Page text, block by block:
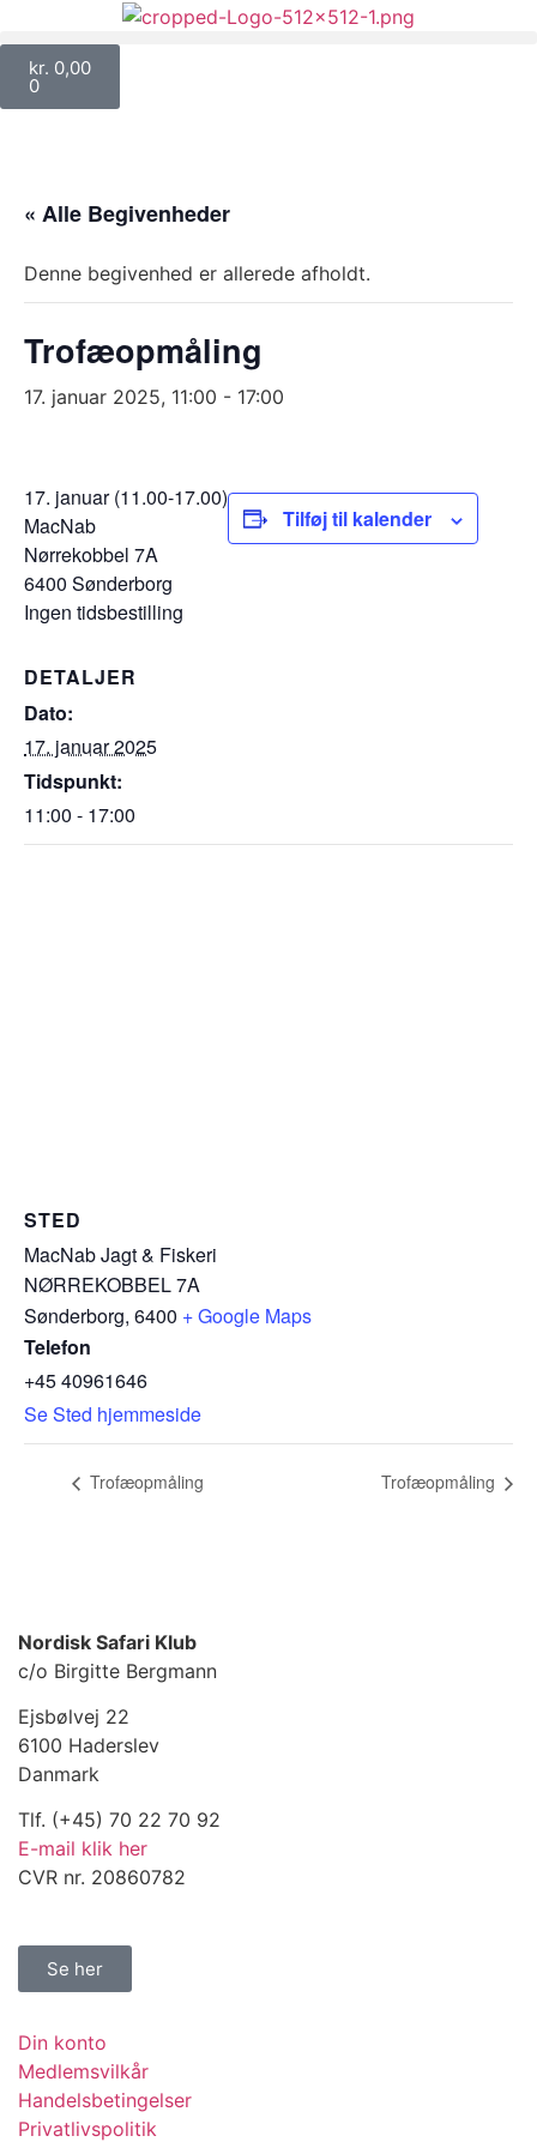
kr. 0,00
0
« Alle Begivenheder
Denne begivenhed er allerede afholdt.
Trofæopmåling
17. januar 2025, 11:00 - 17:00
17. januar (11.00-17.00)
MacNab
Nørrekobbel 7A
6400 Sønderborg
Ingen tidsbestilling
Tilføj til kalender
DETALJER
Dato:
17. januar 2025
Tidspunkt:
11:00 - 17:00
STED
MacNab Jagt & Fiskeri
NØRREKOBBEL 7A
Sønderborg, 6400 + Google Maps
Telefon
+45 40961646
Se Sted hjemmeside
Trofæopmåling Trofæopmåling
Nordisk Safari Klub
c/o Birgitte Bergmann
Ejsbølvej 22
6100 Haderslev
Danmark
Tlf. (+45) 70 22 70 92
E-mail klik her
CVR nr. 20860782
Se her
Din konto
Medlemsvilkår
Handelsbetingelser
Privatlivspolitik